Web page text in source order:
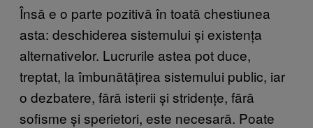
Însă e o parte pozitivă în toată chestiunea
asta: deschiderea sistemului și existența
alternativelor. Lucrurile astea pot duce,
treptat, la îmbunătățirea sistemului public, iar
o dezbatere, fără isterii și stridențe, fără
sofisme și sperietori, este necesară. Poate